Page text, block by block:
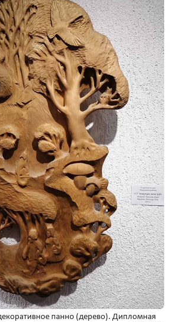
панно (дерево). Дипломная